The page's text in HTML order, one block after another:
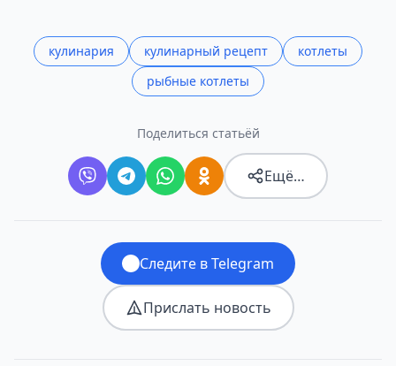
кулинария кулинарный рецепт
котлеты
рыбные котлеты
Поделиться статьёй
Ещё…
Следите в Telegram
Прислать новость